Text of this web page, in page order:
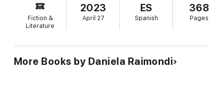
arrogancia; pero ese día la gitana se le acercó, le leyó el futuro
en la palma de su mano y poco después se casaron.
Con ellos nace una saga familiar que recorrerá dos siglos de
ojos azules y cabellos claros como Giacomo, mientras que la
otra mitad tendrá el cabello oscuro, los ojos negros y la
sensibilidad de Viollca. Todos ellos serán protagonistas del
Fiction &
Literature
2023
April 27
ES
Spanish
368
Pages
More Books by Daniela Raimondi